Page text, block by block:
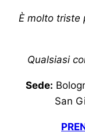
È molto triste
Qualsiasi
Sede:
San